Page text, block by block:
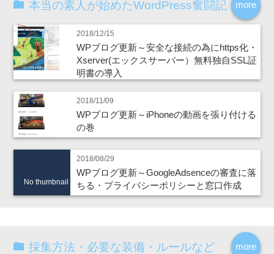
more
本当の素人が始めたWordPress奮闘記
2018/12/15
WPブログ更新～安全な接続の為にhttps化・
Xserver(エックスサーバー）無料独自SSL証
明書の導入
2018/11/09
WPブログ更新～iPhoneの動画を張り付ける
の巻
No thumbnail
2018/08/29
WPブログ更新～GoogleAdsenceの審査に落
ちる・プライバシーポリシーと窓口作成
more
採集方法・必要な装備・ルールなど